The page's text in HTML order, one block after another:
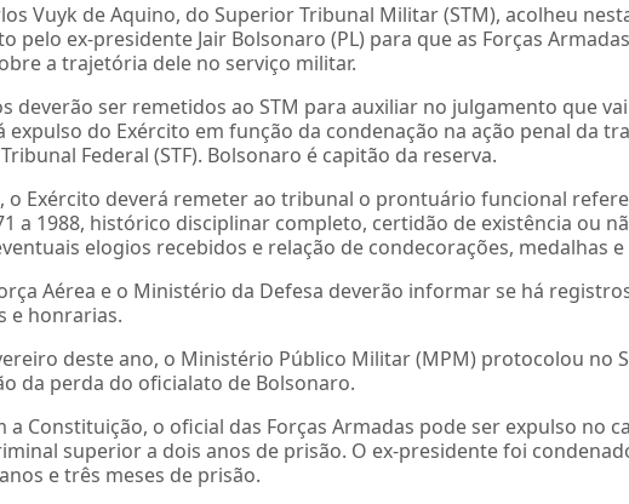
Vuyk de Aquino, do Superior Tribunal Militar (STM), acolheu
pelo ex-presidente Jair Bolsonaro (PL) para que as Forças
a trajetória dele no serviço militar.
deverão ser remetidos ao STM para auxiliar no julgamento que
expulso do Exército em função da condenação na ação penal da
Federal (STF). Bolsonaro é capitão da reserva.
o Exército deverá remeter ao tribunal o prontuário funcional
a 1988, histórico disciplinar completo, certidão de existência ou
elogios recebidos e relação de condecorações, medalhas
Aérea e o Ministério da Defesa deverão informar se há
e honrarias.
deste ano, o Ministério Público Militar (MPM) protocolou no
da perda do oficialato de Bolsonaro.
a Constituição, o oficial das Forças Armadas pode ser expulso no
superior a dois anos de prisão. O ex-presidente foi
e três meses de prisão.